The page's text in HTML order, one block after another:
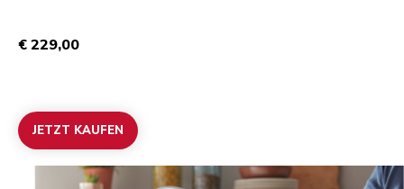
€ 229,00
JETZT KAUFEN